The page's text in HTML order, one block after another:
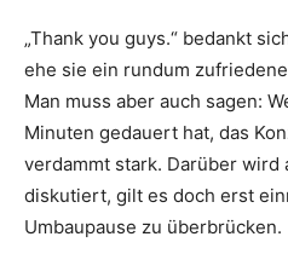
„Thank you guys.“ bedankt
ehe sie ein rundum
Man muss aber auch sagen:
Minuten gedauert hat, das
verdammt stark. Darüber wird
diskutiert, gilt es doch erst
Umbaupause zu überbrücken.